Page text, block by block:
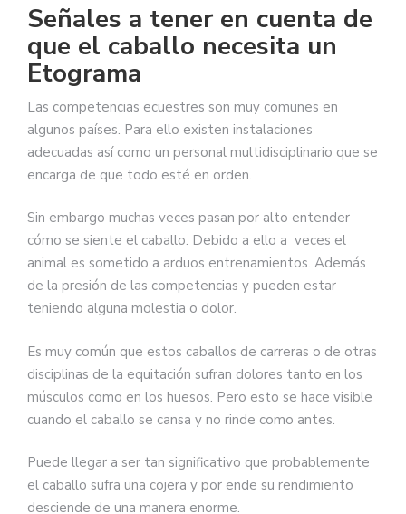
Señales a tener en cuenta de
que el caballo necesita un
Etograma
Las competencias ecuestres son muy comunes en
algunos países. Para ello existen instalaciones
adecuadas así como un personal multidisciplinario que se
encarga de que todo esté en orden.
Sin embargo muchas veces pasan por alto entender
cómo se siente el caballo. Debido a ello a veces el
animal es sometido a arduos entrenamientos. Además
de la presión de las competencias y pueden estar
teniendo alguna molestia o dolor.
Es muy común que estos caballos de carreras o de otras
disciplinas de la equitación sufran dolores tanto en los
músculos como en los huesos. Pero esto se hace visible
cuando el caballo se cansa y no rinde como antes.
Puede llegar a ser tan significativo que probablemente
el caballo sufra una cojera y por ende su rendimiento
desciende de una manera enorme.